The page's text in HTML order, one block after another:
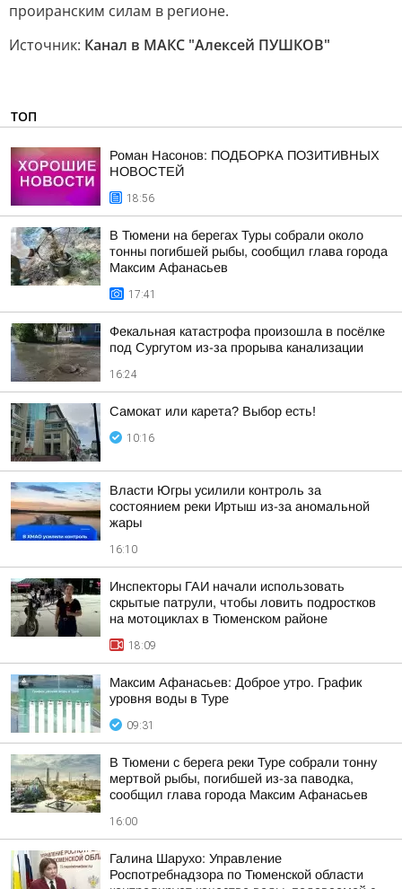
проиранским силам в регионе.
Источник: Канал в МАКС "Алексей ПУШКОВ"
ТОП
Роман Насонов: ПОДБОРКА ПОЗИТИВНЫХ
НОВОСТЕЙ
18:56
В Тюмени на берегах Туры собрали около
тонны погибшей рыбы, сообщил глава города
Максим Афанасьев
17:41
Фекальная катастрофа произошла в посёлке
под Сургутом из-за прорыва канализации
16:24
Самокат или карета? Выбор есть!
10:16
Власти Югры усилили контроль за
состоянием реки Иртыш из-за аномальной
жары
16:10
Инспекторы ГАИ начали использовать
скрытые патрули, чтобы ловить подростков
на мотоциклах в Тюменском районе
18:09
Максим Афанасьев: Доброе утро. График
уровня воды в Туре
09:31
В Тюмени с берега реки Туре собрали тонну
мертвой рыбы, погибшей из-за паводка,
сообщил глава города Максим Афанасьев
16:00
Галина Шарухо: Управление
Роспотребнадзора по Тюменской области